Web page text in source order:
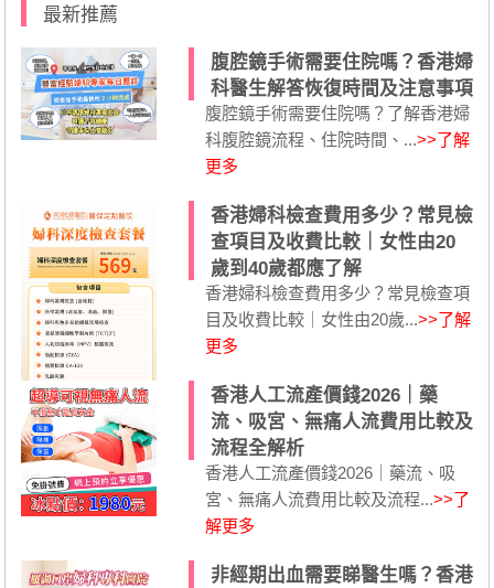
最新推薦
腹腔鏡手術需要住院嗎？香港婦
科醫生解答恢復時間及注意事項
腹腔鏡手術需要住院嗎？了解香港婦
科腹腔鏡流程、住院時間、...>>了解
更多
香港婦科檢查費用多少？常見檢
查項目及收費比較｜女性由20
歲到40歲都應了解
香港婦科檢查費用多少？常見檢查項
目及收費比較｜女性由20歲...>>了解
更多
香港人工流產價錢2026｜藥
流、吸宮、無痛人流費用比較及
流程全解析
香港人工流產價錢2026｜藥流、吸
宮、無痛人流費用比較及流程...>>了
解更多
非經期出血需要睇醫生嗎？香港